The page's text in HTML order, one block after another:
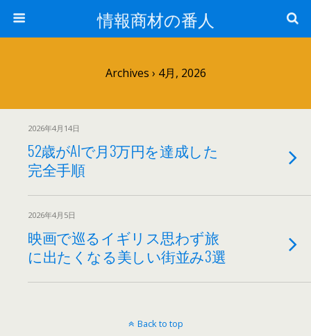
情報商材の番人
Archives › 4月, 2026
2026年4月14日
52歳がAIで月3万円を達成した
完全手順
2026年4月5日
映画で巡るイギリス思わず旅
に出たくなる美しい街並み3選
Back to top